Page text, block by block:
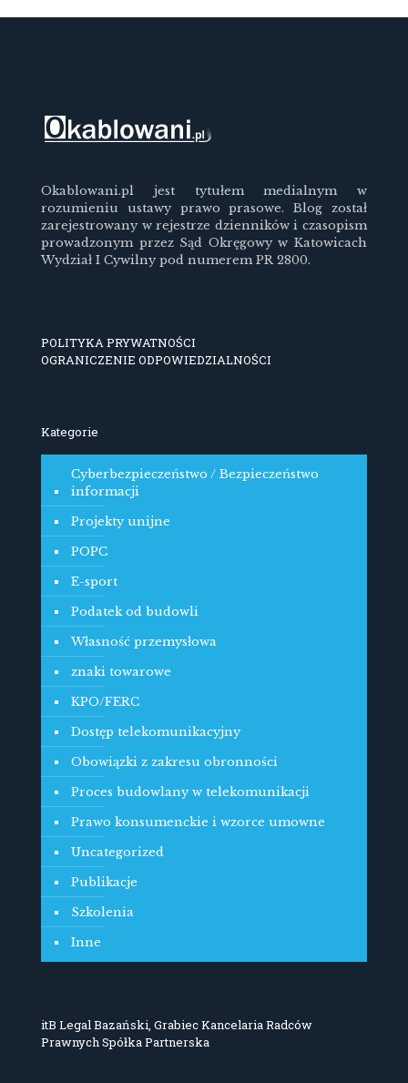
Okablowani.pl jest tytułem medialnym w
rozumieniu ustawy prawo prasowe. Blog został
zarejestrowany w rejestrze dzienników i czasopism
prowadzonym przez Sąd Okręgowy w Katowicach
Wydział I Cywilny pod numerem PR 2800.
POLITYKA PRYWATNOŚCI
OGRANICZENIE ODPOWIEDZIALNOŚCI
Kategorie
Cyberbezpieczeństwo / Bezpieczeństwo
informacji
Projekty unijne
POPC
E-sport
Podatek od budowli
Własność przemysłowa
znaki towarowe
KPO/FERC
Dostęp telekomunikacyjny
Obowiązki z zakresu obronności
Proces budowlany w telekomunikacji
Prawo konsumenckie i wzorce umowne
Uncategorized
Publikacje
Szkolenia
Inne
itB Legal Bazański, Grabiec Kancelaria Radców
Prawnych Spółka Partnerska